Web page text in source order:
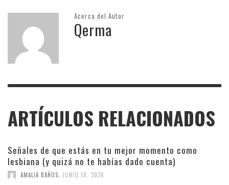
Acerca del Autor
Qerma
ARTÍCULOS RELACIONADOS
Señales de que estás en tu mejor momento como
lesbiana (y quizá no te habías dado cuenta)
AMALIA BAÑOS, JUNIO 18, 2026